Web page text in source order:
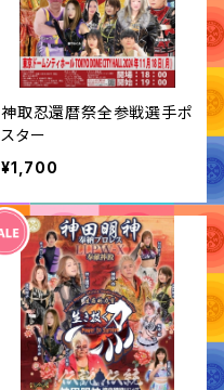
神取忍還暦祭全参戦選手ポ
スター
¥1,700